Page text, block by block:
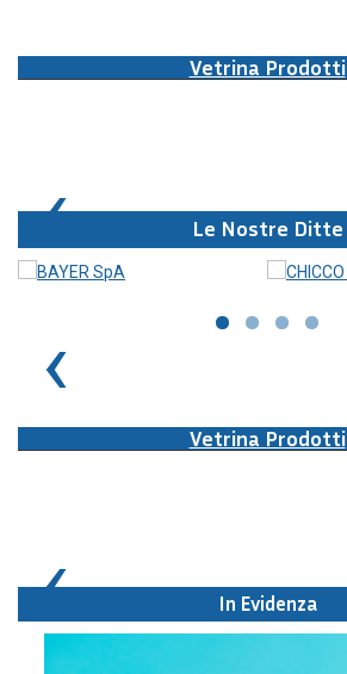
Vetrina Prodotti
‹ Le Nostre Ditte
‹
Vetrina Prodotti
‹ In Evidenza